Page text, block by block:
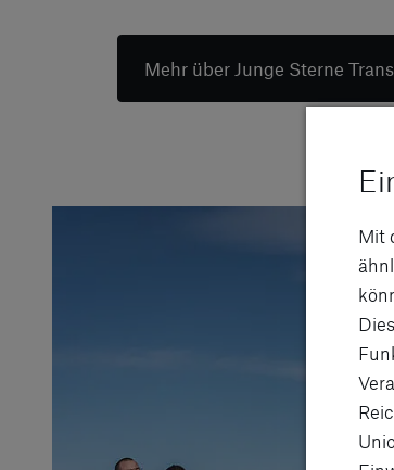
Mehr über Junge Sterne
Mit